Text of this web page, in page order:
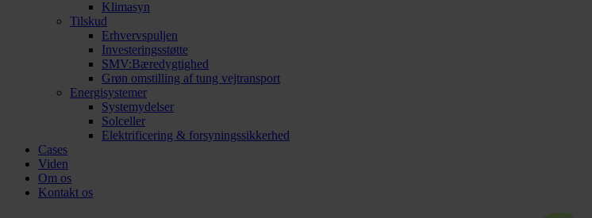
Klimasyn
Tilskud
Erhvervspuljen
Investeringsstøtte
SMV:Bæredygtighed
Grøn omstilling af tung vejtransport
Energisystemer
Systemydelser
Solceller
Elektrificering & forsyningssikkerhed
Cases
Viden
Om os
Kontakt os